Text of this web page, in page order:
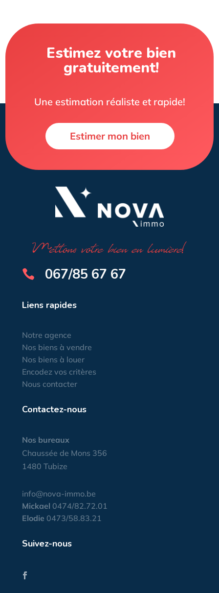
Estimez votre bien
gratuitement!
Une estimation réaliste et rapide!
Estimer mon bien
 067/85 67 67
Liens rapides
Notre agence
Nos biens à vendre
Nos biens à louer
Encodez vos critères
Nous contacter
Contactez-nous
Nos bureaux
Chaussée de Mons 356
1480 Tubize
info@nova-immo.be
Mickael 0474/82.72.01
Elodie 0473/58.83.21
Suivez-nous